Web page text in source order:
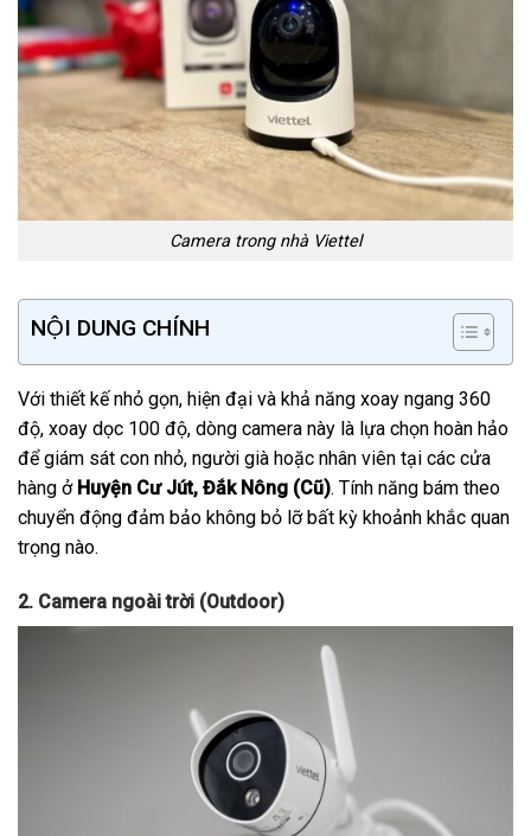
Camera trong nhà Viettel
NỘI DUNG CHÍNH
Với thiết kế nhỏ gọn, hiện đại và khả năng xoay ngang 360
độ, xoay dọc 100 độ, dòng camera này là lựa chọn hoàn hảo
để giám sát con nhỏ, người già hoặc nhân viên tại các cửa
hàng ở Huyện Cư Jút, Đắk Nông (Cũ). Tính năng bám theo
chuyển động đảm bảo không bỏ lỡ bất kỳ khoảnh khắc quan
trọng nào.
2. Camera ngoài trời (Outdoor)